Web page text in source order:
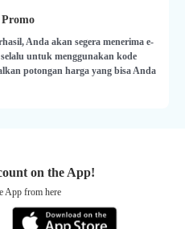
Anda akan segera menerima e-
untuk menggunakan kode
potongan harga yang bisa Anda
on the App!
App from here